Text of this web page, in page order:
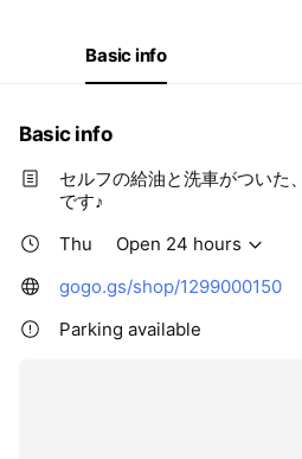
Open 24 hours
Basic info
Basic info
セルフの給油と洗車がついた
です♪
Thu
Open 24 hours
gogo.gs/shop/1299000150
Parking available